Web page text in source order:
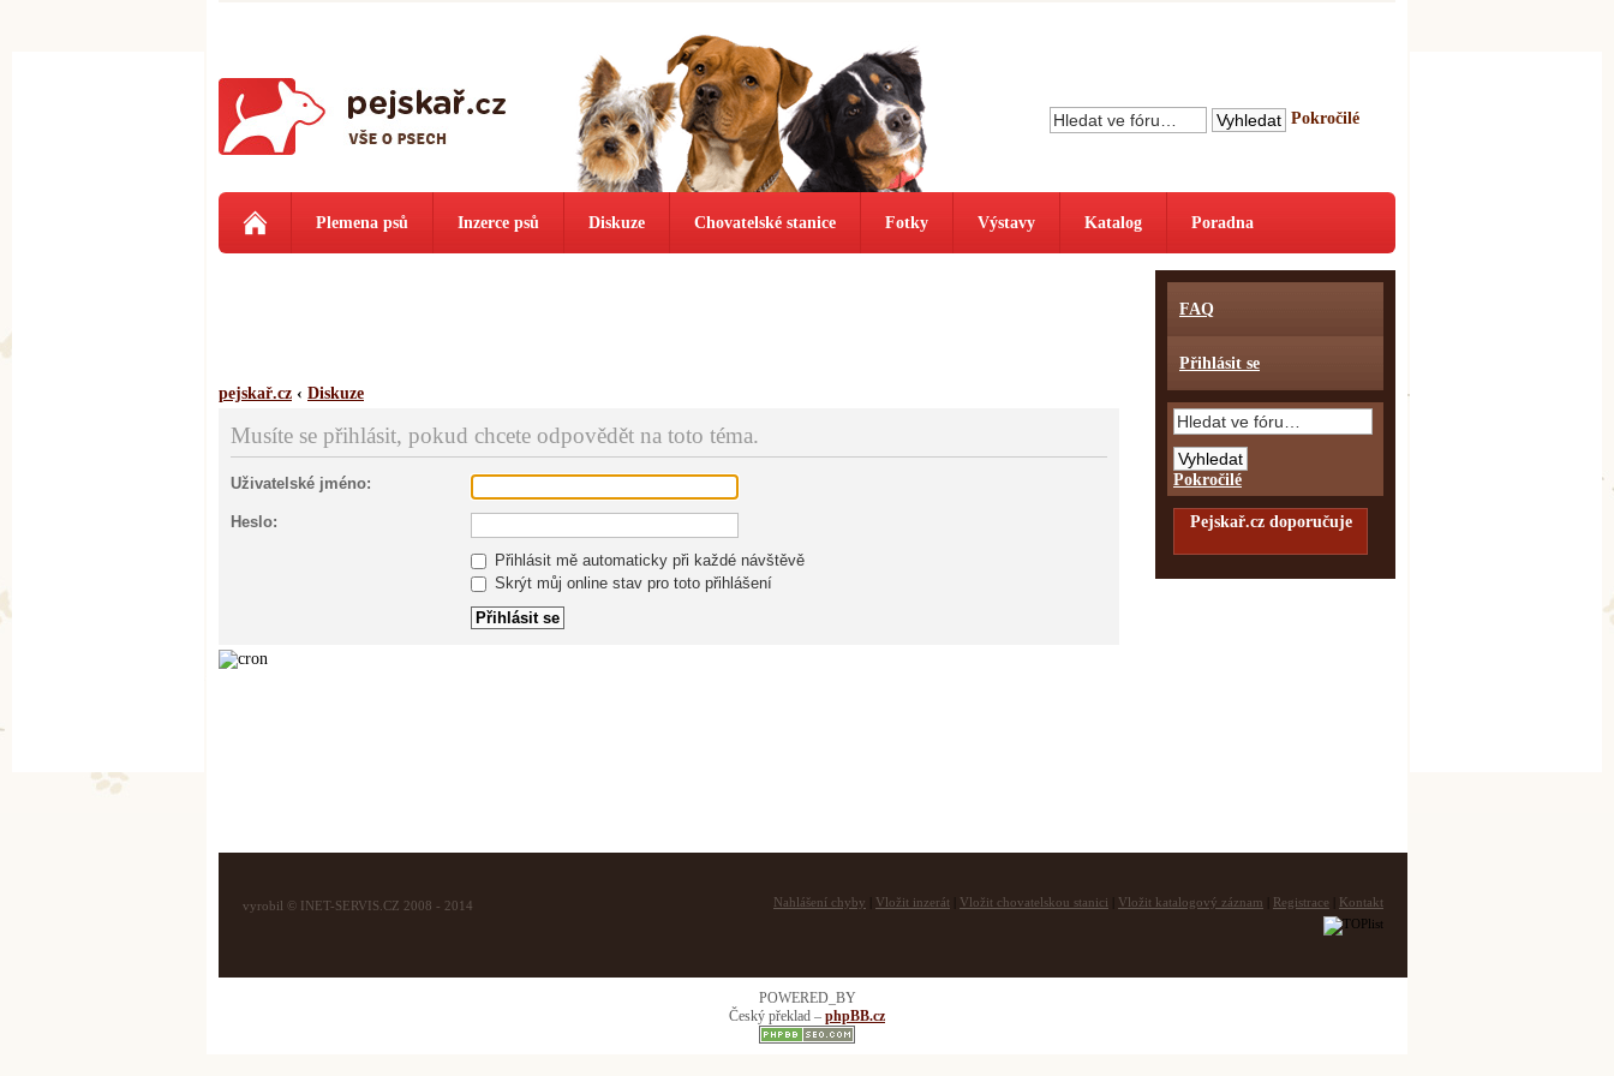
Pokročilé
Plemena psů Inzerce psů Diskuze Chovatelské stanice Fotky Výstavy Katalog Poradna
pejskař.cz ‹ Diskuze
Musíte se přihlásit, pokud chcete odpovědět na toto téma.
Uživatelské jméno:
Heslo:
Přihlásit mě automaticky při každé návštěvě
Skrýt můj online stav pro toto přihlášení
FAQ
Přihlásit se
Pokročilé
Pejskař.cz doporučuje
vyrobil © INET-SERVIS.CZ 2008 - 2014 Nahlášení chyby Vložit inzerát Vložit chovatelskou stanici Vložit katalogový záznam Registrace Kontakt
POWERED_BY
Český překlad – phpBB.cz